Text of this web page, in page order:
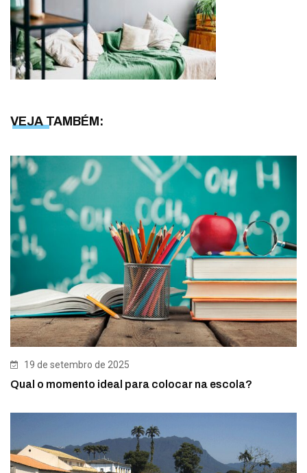
VEJA TAMBÉM:
19 de setembro de 2025
Qual o momento ideal para colocar na escola?